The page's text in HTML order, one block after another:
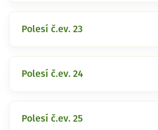
Polesí č.ev. 23
Polesí č.ev. 24
Polesí č.ev. 25